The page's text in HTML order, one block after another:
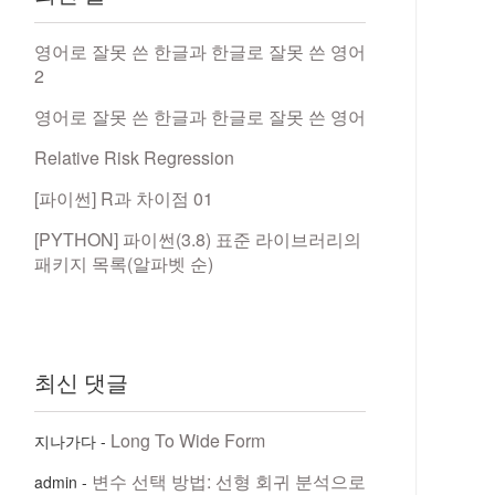
영어로 잘못 쓴 한글과 한글로 잘못 쓴 영어
2
영어로 잘못 쓴 한글과 한글로 잘못 쓴 영어
Relative Risk Regression
[파이썬] R과 차이점 01
[PYTHON] 파이썬(3.8) 표준 라이브러리의
패키지 목록(알파벳 순)
최신 댓글
지나가다 - Long To Wide Form
admin - 변수 선택 방법: 선형 회귀 분석으로